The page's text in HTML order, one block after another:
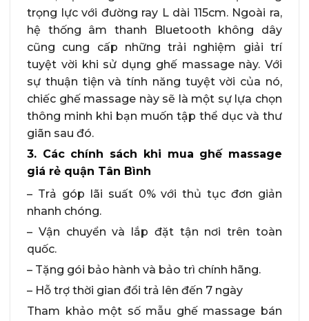
trọng lực với đường ray L dài 115cm. Ngoài ra,
hệ thống âm thanh Bluetooth không dây
cũng cung cấp những trải nghiệm giải trí
tuyệt vời khi sử dụng ghế massage này. Với
sự thuận tiện và tính năng tuyệt vời của nó,
chiếc ghế massage này sẽ là một sự lựa chọn
thông minh khi bạn muốn tập thể dục và thư
giãn sau đó.
3. Các chính sách khi mua ghế massage
giá rẻ quận Tân Bình
– Trả góp lãi suất 0% với thủ tục đơn giản
nhanh chóng.
– Vận chuyển và lắp đặt tận nơi trên toàn
quốc.
– Tặng gói bảo hành và bảo trì chính hãng.
– Hỗ trợ thời gian đổi trả lên đến 7 ngày
Tham khảo một số mẫu ghế massage bán